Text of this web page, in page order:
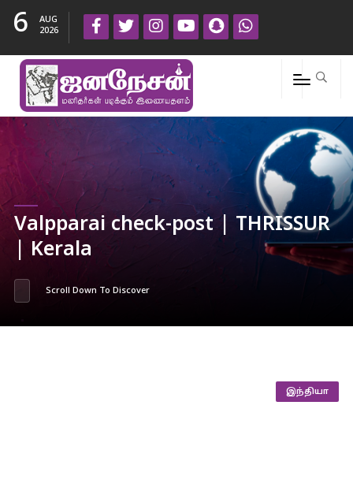
6
AUG
2026
Valpparai check-post | THRISSUR
| Kerala
Scroll Down To Discover
இந்தியா